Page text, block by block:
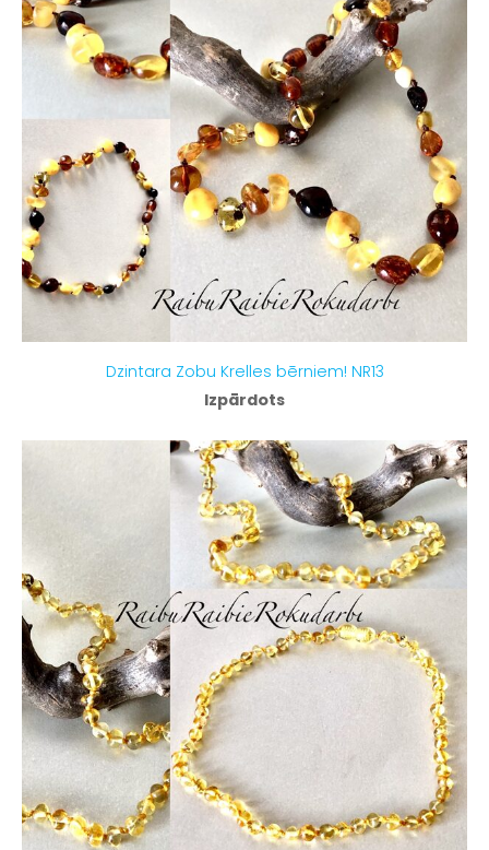
Dzintara Zobu Krelles bērniem! NR13
Izpārdots